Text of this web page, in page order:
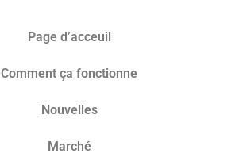
Page d’acceuil
Comment ça fonctionne
Nouvelles
Marché​